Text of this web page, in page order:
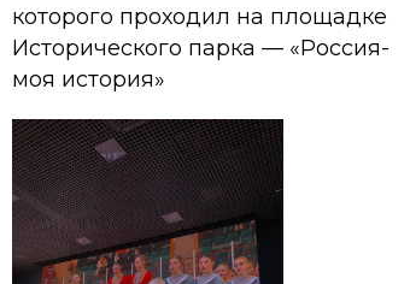
которого проходил на площадке
Исторического парка — «Россия-
моя история»